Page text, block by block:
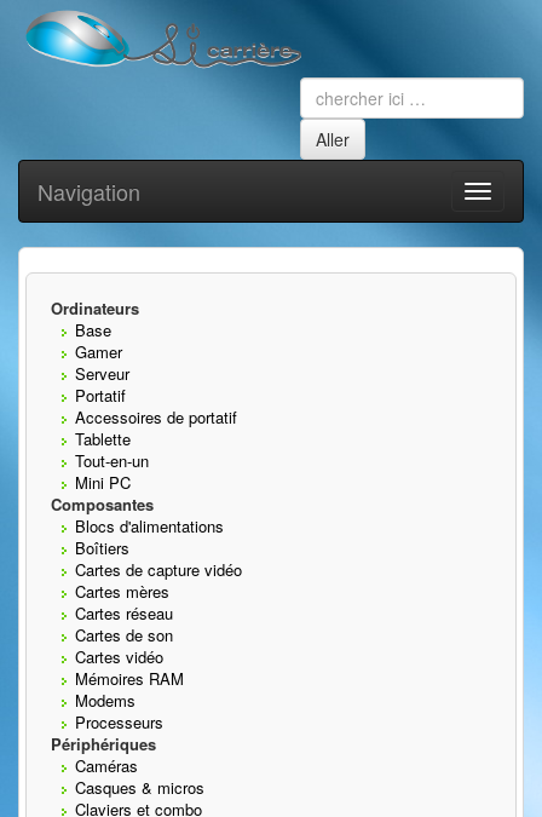
Toggle
Navigation
Ordinateurs
Base
Gamer
Serveur
Portatif
Accessoires de portatif
Tablette
Tout-en-un
Mini PC
Composantes
Blocs d'alimentations
Boîtiers
Cartes de capture vidéo
Cartes mères
Cartes réseau
Cartes de son
Cartes vidéo
Mémoires RAM
Modems
Processeurs
Périphériques
Caméras
Casques & micros
Claviers et combo